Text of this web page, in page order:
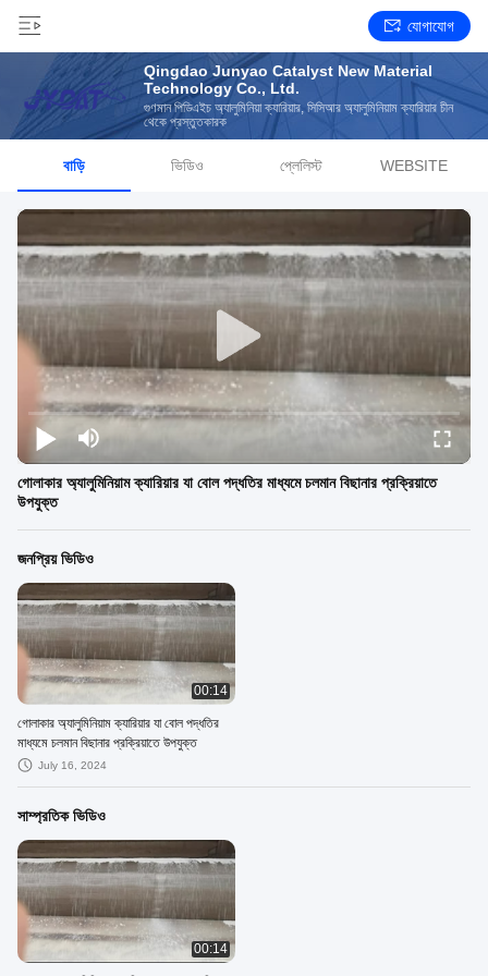
যোগাযোগ
Qingdao Junyao Catalyst New Material
Technology Co., Ltd.
গুণমান পিডিএইচ অ্যালুমিনিয়া ক্যারিয়ার, সিসিআর অ্যালুমিনিয়াম ক্যারিয়ার চীন
থেকে প্রস্তুতকারক
বাড়ি ভিডিও প্লেলিস্ট WEBSITE
গোলাকার অ্যালুমিনিয়াম ক্যারিয়ার যা বোল পদ্ধতির মাধ্যমে চলমান বিছানার প্রক্রিয়াতে
উপযুক্ত
জনপ্রিয় ভিডিও
00:14
গোলাকার অ্যালুমিনিয়াম ক্যারিয়ার যা বোল পদ্ধতির
মাধ্যমে চলমান বিছানার প্রক্রিয়াতে উপযুক্ত
July 16, 2024
সাম্প্রতিক ভিডিও
00:14